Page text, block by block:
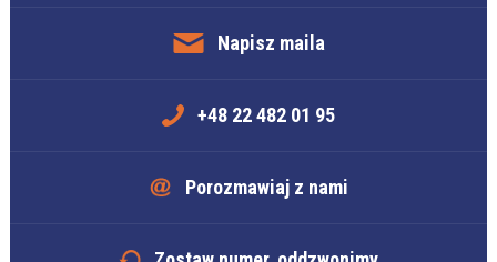
Napisz maila
+48 22 482 01 95
Porozmawiaj z nami